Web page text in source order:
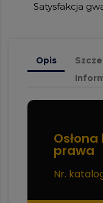
Satysfakcja
Opis
Osłona
prawa
Nr.